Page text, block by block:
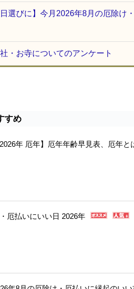
日選びに】今月2026年8月の厄除け
・お寺についてのアンケート
すめ
2026年 厄年】厄年年齢早見表、厄年
厄払いにいい日 2026年